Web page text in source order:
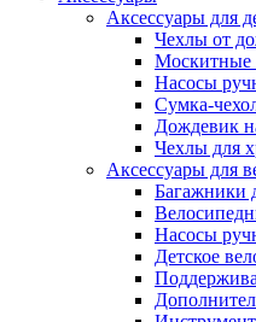
Аксессуары для
Чехлы от
Москитные
Насосы
Сумка-
Дождевик
Чехлы для
Аксессуары для
Багажники
Насосы
Детское